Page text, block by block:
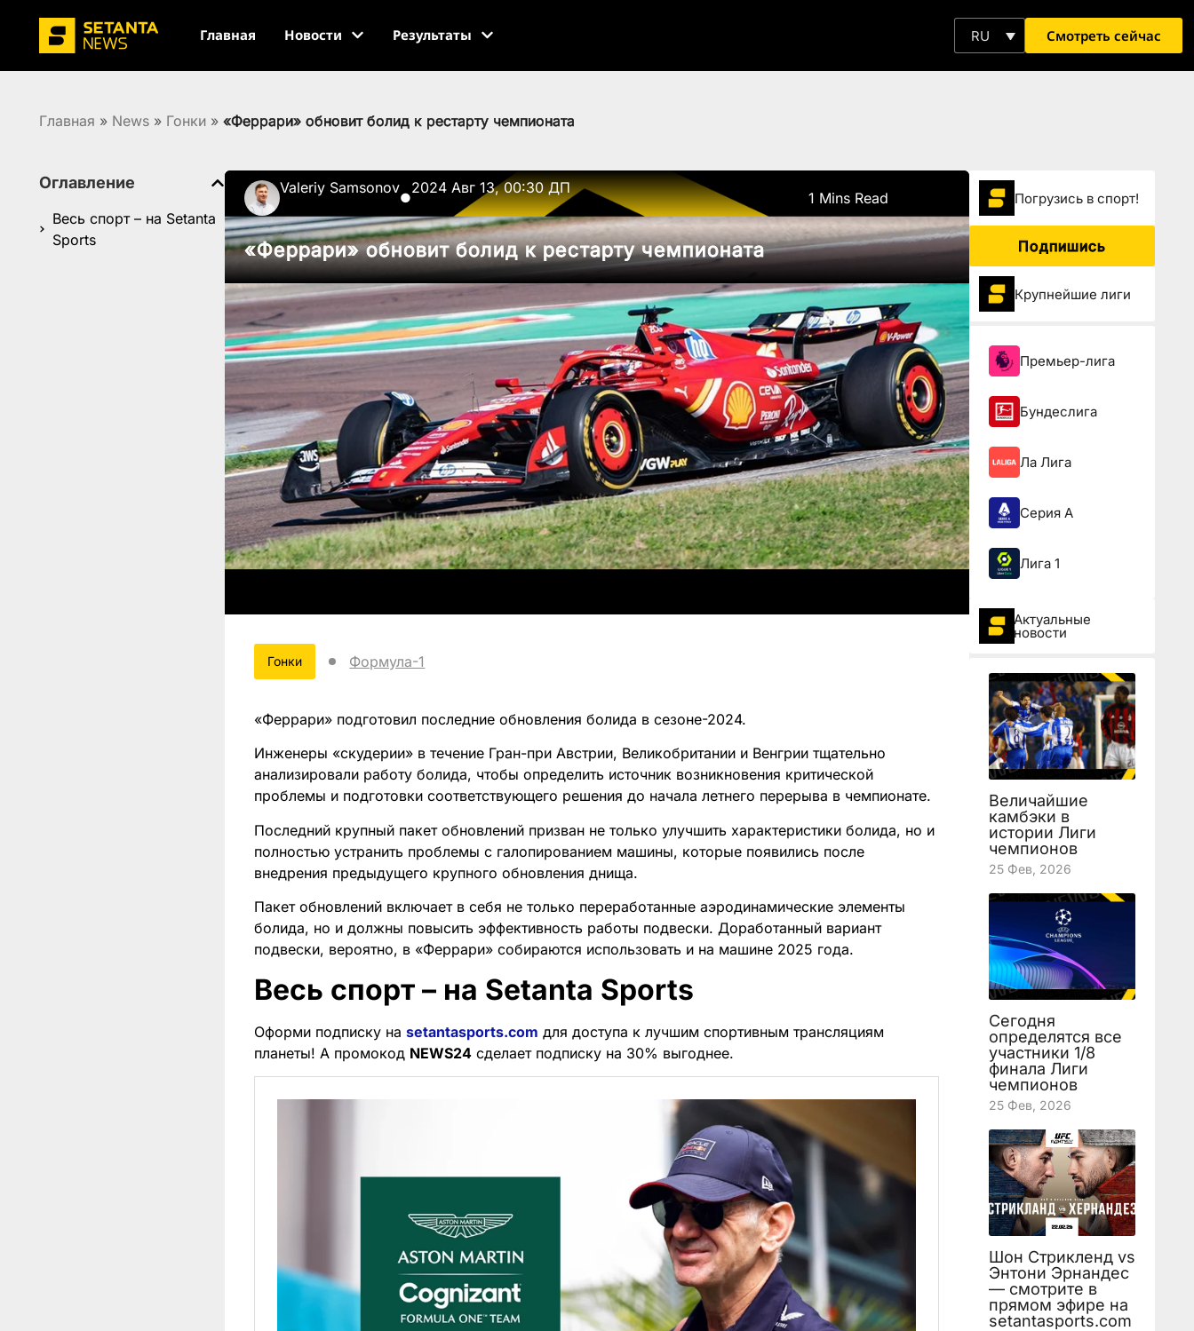
Главная Новости Результаты RU Смотреть сейчас
Главная » News » Гонки » «Феррари» обновит болид к рестарту чемпионата
Оглавление
Весь спорт – на Setanta
Sports
Valeriy Samsonov
●
2024 Авг 13, 00:30 ДП
1 Mins Read
«Феррари» обновит болид к рестарту чемпионата
Гонки Формула-1
«Феррари» подготовил последние обновления болида в сезоне-2024.
Инженеры «скудерии» в течение Гран-при Австрии, Великобритании и Венгрии тщательно
анализировали работу болида, чтобы определить источник возникновения критической
проблемы и подготовки соответствующего решения до начала летнего перерыва в чемпионате.
Последний крупный пакет обновлений призван не только улучшить характеристики болида, но и
полностью устранить проблемы с галопированием машины, которые появились после
внедрения предыдущего крупного обновления днища.
Пакет обновлений включает в себя не только переработанные аэродинамические элементы
болида, но и должны повысить эффективность работы подвески. Доработанный вариант
подвески, вероятно, в «Феррари» собираются использовать и на машине 2025 года.
Весь спорт – на Setanta Sports
Оформи подписку наsetantasports.com для доступа к лучшим спортивным трансляциям
планеты! А промокод NEWS24 сделает подписку на 30% выгоднее.
Погрузиcь в спорт!
Подпишись
Крупнейшие лиги
Премьер-лига
Бундеслига
Ла Лига
Серия А
Лига 1
Актуальные
новости
Величайшие
камбэки в
истории Лиги
чемпионов
25 Фев, 2026
Сегодня
определятся все
участники 1/8
финала Лиги
чемпионов
25 Фев, 2026
Шон Стрикленд vs
Энтони Эрнандес
— смотрите в
прямом эфире на
setantasports.com